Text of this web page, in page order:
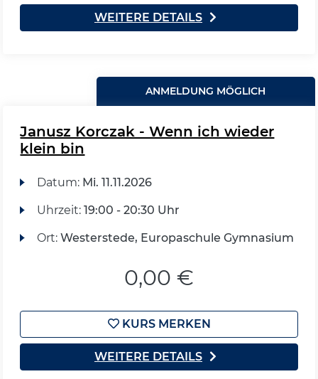
WEITERE DETAILS
ANMELDUNG MÖGLICH
Janusz Korczak - Wenn ich wieder
klein bin
Datum: Mi. 11.11.2026
Uhrzeit: 19:00 - 20:30 Uhr
Ort: Westerstede, Europaschule Gymnasium
0,00 €
KURS MERKEN
WEITERE DETAILS